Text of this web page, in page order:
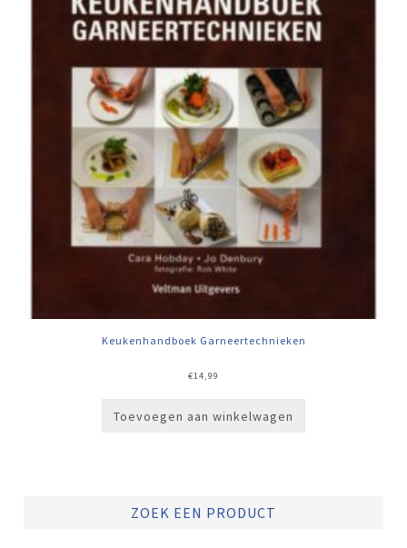
Keukenhandboek Garneertechnieken
€14,99
Toevoegen aan winkelwagen
ZOEK EEN PRODUCT